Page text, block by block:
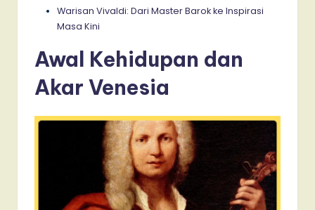
Warisan Vivaldi: Dari Master Barok ke Inspirasi
Masa Kini
Awal Kehidupan dan
Akar Venesia